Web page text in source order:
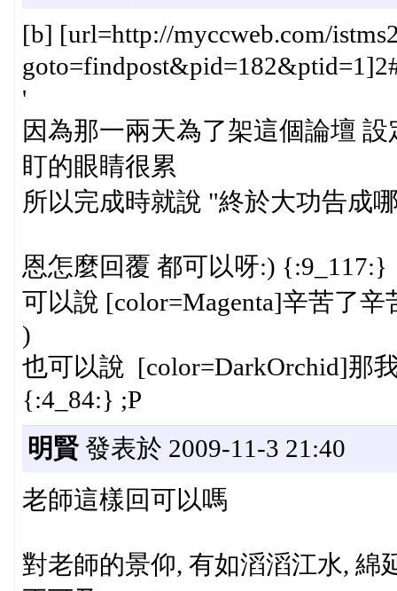
[b] [url=http://myccweb.com/
'
因為那一兩天為了架這個論壇 設
盯的眼睛很累
所以完成時就說 "終於大功告成
恩怎麼回覆 都可以呀:) {:9_117:}
可以說 [color=Magenta]辛苦了
)
也可以說 [color=DarkOrchid]那
{:4_84:} ;P
明賢發表於 2009-11-3 21:40
老師這樣回可以嗎
對老師的景仰, 有如滔滔江水, 綿